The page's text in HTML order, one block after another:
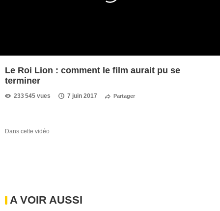
Le Roi Lion : comment le film aurait pu se
terminer
233 545 vues 7 juin 2017 Partager
Dans cette vidéo
A VOIR AUSSI